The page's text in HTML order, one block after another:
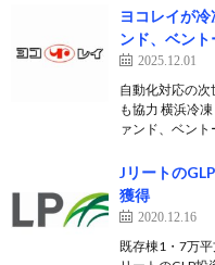
ヨコレイが
ンド、ベン
2025.12.01
自動化対応の
も協力 横浜冷
ァンド、ベン
Jリートの
獲得
2020.12.16
既存棟1・7万